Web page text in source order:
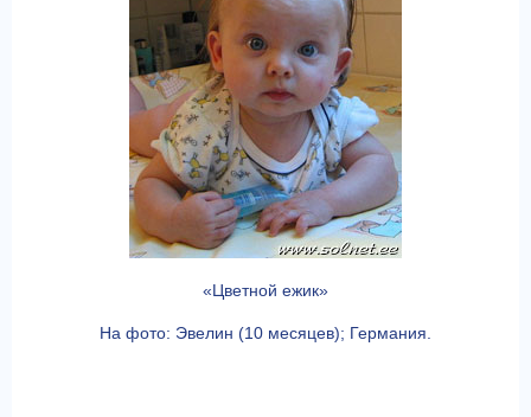
«Цветной ежик»
На фото: Эвелин (10 месяцев); Германия.